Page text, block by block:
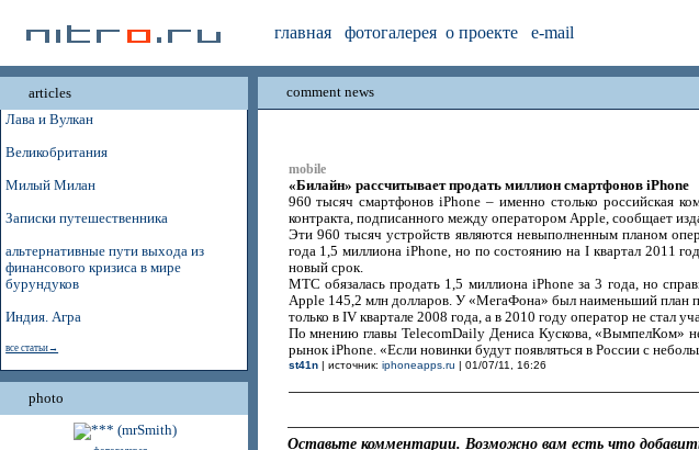
главная фотогалерея о проекте e-mail
articles
Лава и Вулкан
Великобритания
Милый Милан
Записки путешественника
альтернативные пути выхода из
финансового кризиса в мире
бурундуков
Индия. Агра
все статьи→
photo
comment news
mobile
«Билайн» рассчитывает продать миллион смартфонов iPhone
960 тысяч смартфонов iPhone – именно столько российская
контракта, подписанного между оператором Apple, сообщает
Эти 960 тысяч устройств являются невыполненным планом
года 1,5 миллиона iPhone, но по состоянию на I квартал 2011
новый срок.
МТС обязалась продать 1,5 миллиона iPhone за 3 года, но
Apple 145,2 млн долларов. У «МегаФона» был наименьший план
только в IV квартале 2008 года, а в 2010 году оператор не стал
По мнению главы TelecomDaily Дениса Кускова, «ВымпелКом»
рынок iPhone. «Если новинки будут появляться в России с
st41n| источник: iphoneapps.ru | 01/07/11, 16:26
Оставьте комментарии. Возможно вам есть что